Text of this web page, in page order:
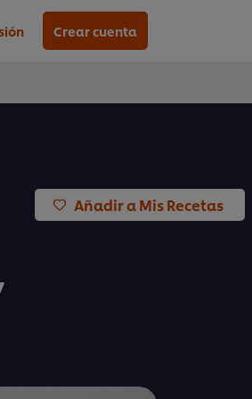
Crear cuenta
Añadir a Mis Recetas